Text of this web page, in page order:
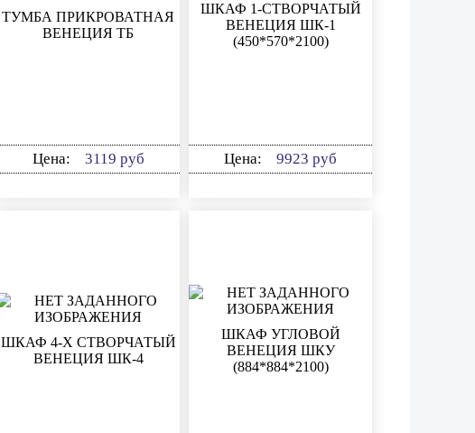
ТУМБА ПРИКРОВАТНАЯ
ВЕНЕЦИЯ ТБ
Цена: 3119 руб
ШКАФ 1-СТВОРЧАТЫЙ
ВЕНЕЦИЯ ШК-1
(450*570*2100)
Цена: 9923 руб
ШКАФ 4-Х СТВОРЧАТЫЙ
ВЕНЕЦИЯ ШК-4
ШКАФ УГЛОВОЙ
ВЕНЕЦИЯ ШКУ
(884*884*2100)